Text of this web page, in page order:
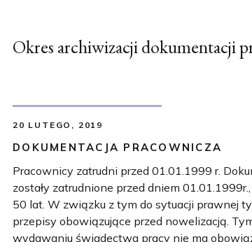
Pracownicy zatrudni przed 01.01.1999 r.
zostały zatrudnione przed dniem
50 lat. W związku z tym do sytuacji prawnej
przepisy obowiązujące przed nowelizacją.
wydawaniu świadectwa pracy nie ma
DOKUMENTACJA PRACOWNICZA
20 LUTEGO, 2019
Okres archiwizacji dokumentacji